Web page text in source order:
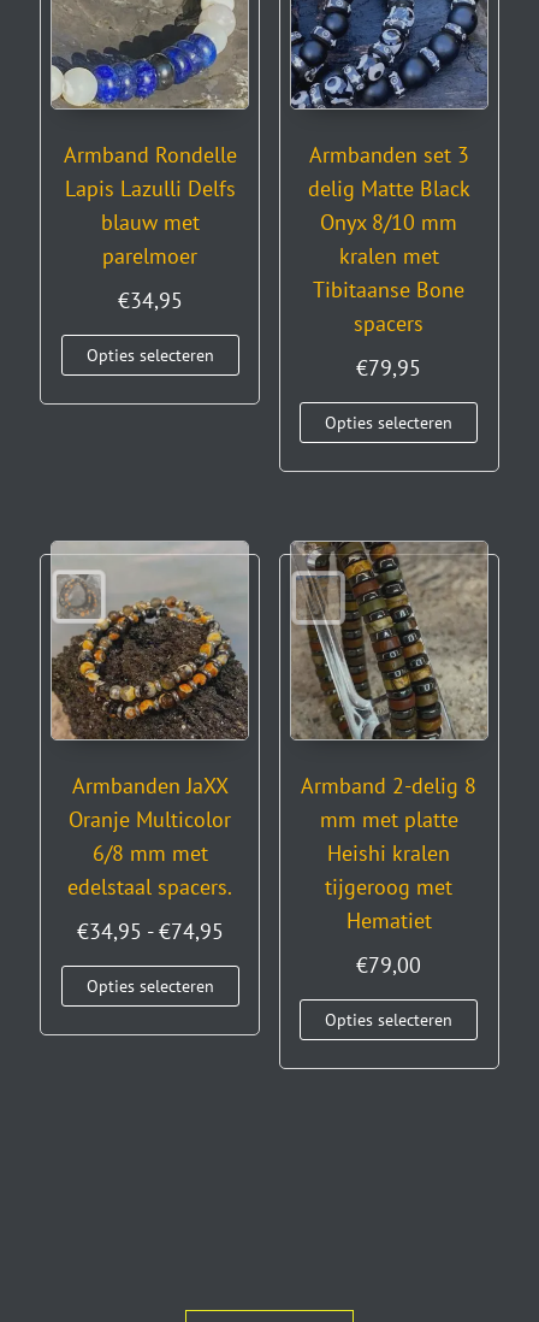
Armband Rondelle
Lapis Lazulli Delfs
blauw met
parelmoer
€34,95
Opties selecteren
Armbanden set 3
delig Matte Black
Onyx 8/10 mm
kralen met
Tibitaanse Bone
spacers
€79,95
Opties selecteren
Armbanden JaXX
Oranje Multicolor
6/8 mm met
edelstaal spacers.
€34,95 - €74,95
Opties selecteren
Armband 2-delig 8
mm met platte
Heishi kralen
tijgeroog met
Hematiet
€79,00
Opties selecteren